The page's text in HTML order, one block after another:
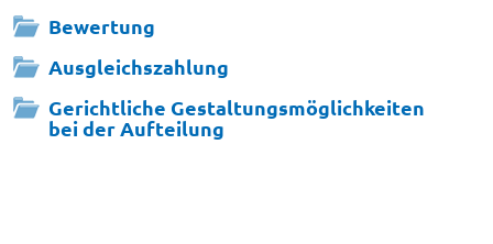
Bewertung
Ausgleichszahlung
Gerichtliche Gestaltungsmöglichkeiten
bei der Aufteilung